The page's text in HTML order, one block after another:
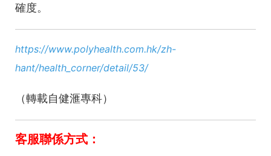
確度。
https://www.polyhealth.com.hk/zh-
hant/health_corner/detail/53/
（轉載自健滙專科）
客服聯係方式：